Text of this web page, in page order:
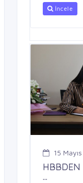
İncele
15
HBBDEN
...